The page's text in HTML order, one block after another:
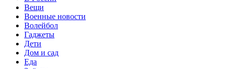
Вещи
Военные новости
Волейбол
Гаджеты
Дети
Дом и сад
Еда